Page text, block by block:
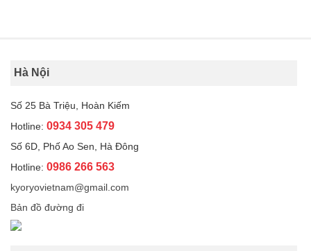
Hà Nội
Số 25 Bà Triệu, Hoàn Kiếm
Hotline: 0934 305 479
Số 6D, Phố Ao Sen, Hà Đông
Hotline: 0986 266 563
kyoryovietnam@gmail.com
Bản đồ đường đi